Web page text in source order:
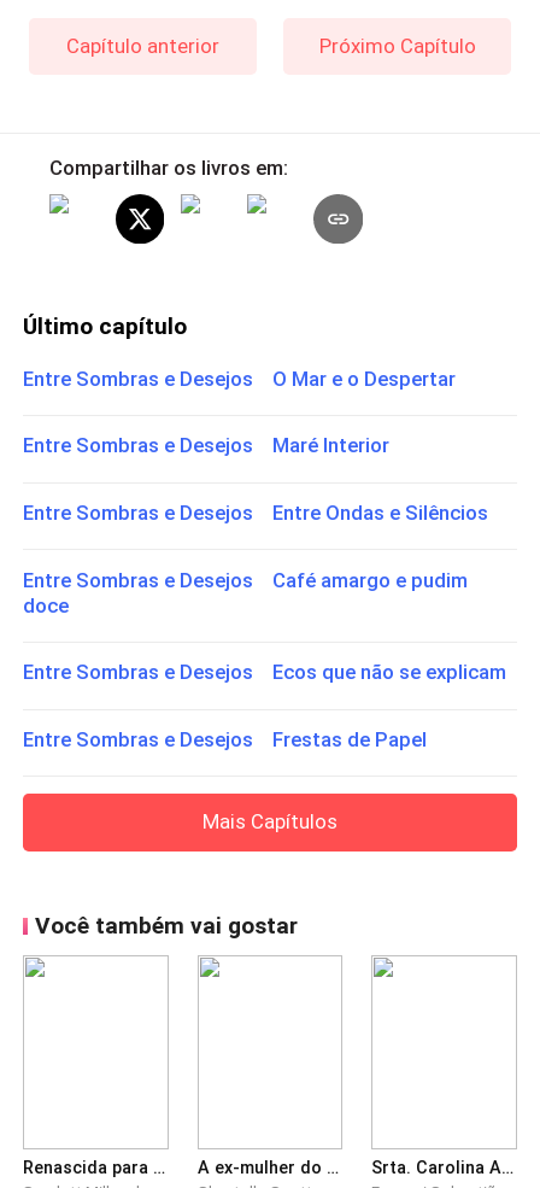
Capítulo anterior Próximo Capítulo
Compartilhar os livros em:
Último capítulo
Entre Sombras e Desejos O Mar e o Despertar
Entre Sombras e Desejos Maré Interior
Entre Sombras e Desejos Entre Ondas e Silêncios
Entre Sombras e Desejos Café amargo e pudim
doce
Entre Sombras e Desejos Ecos que não se explicam
Entre Sombras e Desejos Frestas de Papel
Mais Capítulos
Você também vai gostar
Renascida para Romper Laços com os Irmãos A ex-mulher do CEO é uma médica de renome Srta. Carolina Anuncia Novo Romance